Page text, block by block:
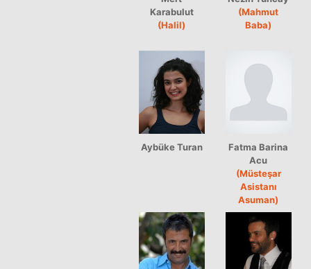
Karabulut
(Halil)
(Mahmut
Baba)
Aybüke Turan
Fatma Barina
Acu
(Müsteşar
Asistanı
Asuman)